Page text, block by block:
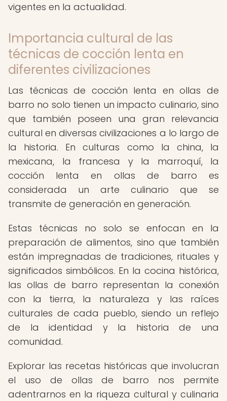
vigentes en la actualidad.
Importancia cultural de las
técnicas de cocción lenta en
diferentes civilizaciones
Las técnicas de cocción lenta en ollas de
barro no solo tienen un impacto culinario, sino
que también poseen una gran relevancia
cultural en diversas civilizaciones a lo largo de
la historia. En culturas como la china, la
mexicana, la francesa y la marroquí, la
cocción lenta en ollas de barro es
considerada un arte culinario que se
transmite de generación en generación.
Estas técnicas no solo se enfocan en la
preparación de alimentos, sino que también
están impregnadas de tradiciones, rituales y
significados simbólicos. En la cocina histórica,
las ollas de barro representan la conexión
con la tierra, la naturaleza y las raíces
culturales de cada pueblo, siendo un reflejo
de la identidad y la historia de una
comunidad.
Explorar las recetas históricas que involucran
el uso de ollas de barro nos permite
adentrarnos en la riqueza cultural y culinaria